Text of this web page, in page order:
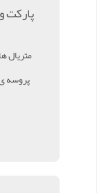
پارکت
متریال
پروسه